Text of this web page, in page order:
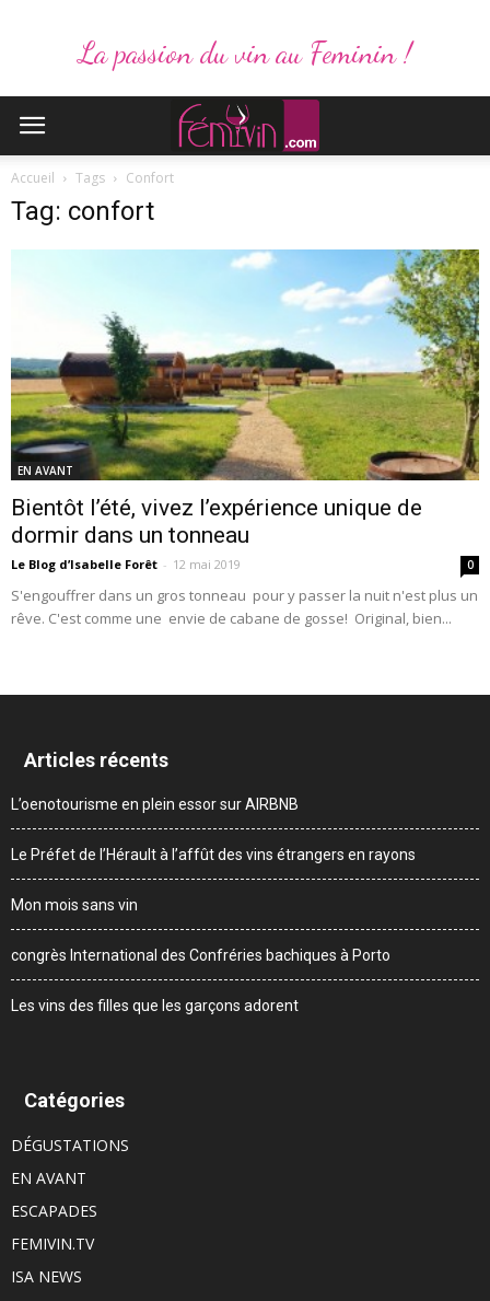
La passion du vin au Feminin !
Accueil Tags Confort
Tag: confort
EN AVANT
Bientôt l’été, vivez l’expérience unique de
dormir dans un tonneau
Le Blog d’Isabelle Forêt - 12 mai 2019 0
S'engouffrer dans un gros tonneau pour y passer la nuit n'est plus un
rêve. C'est comme une envie de cabane de gosse! Original, bien...
Articles récents
L’oenotourisme en plein essor sur AIRBNB
Le Préfet de l’Hérault à l’affût des vins étrangers en rayons
Mon mois sans vin
congrès International des Confréries bachiques à Porto
Les vins des filles que les garçons adorent
Catégories
DÉGUSTATIONS
EN AVANT
ESCAPADES
FEMIVIN.TV
ISA NEWS